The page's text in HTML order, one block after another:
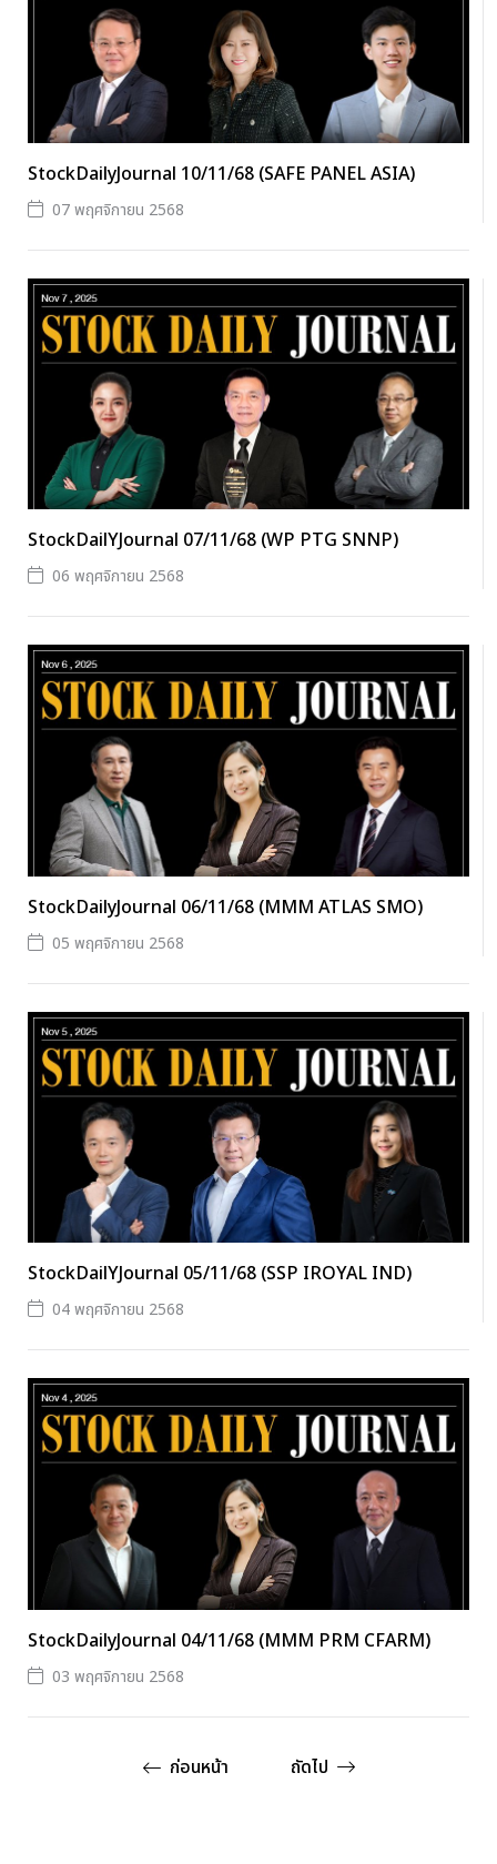
StockDailyJournal 10/11/68 (SAFE PANEL ASIA)
07 พฤศจิกายน 2568
StockDailYJournal 07/11/68 (WP PTG SNNP)
06 พฤศจิกายน 2568
StockDailyJournal 06/11/68 (MMM ATLAS SMO)
05 พฤศจิกายน 2568
StockDailYJournal 05/11/68 (SSP IROYAL IND)
04 พฤศจิกายน 2568
StockDailyJournal 04/11/68 (MMM PRM CFARM)
03 พฤศจิกายน 2568
ก่อนหน้า ถัดไป